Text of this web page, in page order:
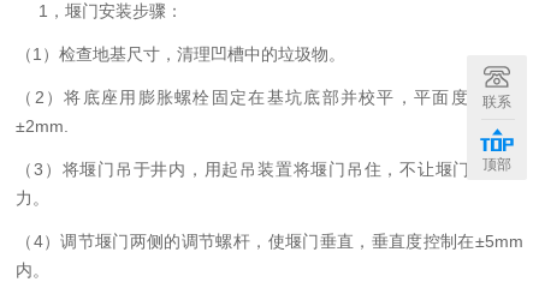
1，堰门安装步骤：
（1）检查地基尺寸，清理凹槽中的垃圾物。
（2）将底座用膨胀螺栓固定在基坑底部并校平，平面度控制在
±2mm.
（3）将堰门吊于井内，用起吊装置将堰门吊住，不让堰门框架承
力。
（4）调节堰门两侧的调节螺杆，使堰门垂直，垂直度控制在±5mm
内。
联系
顶部